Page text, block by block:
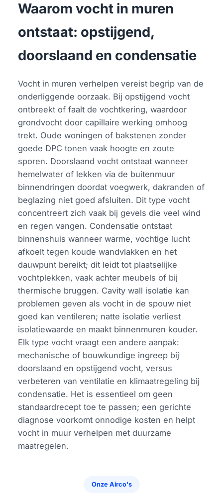
Waarom vocht in muren
ontstaat: opstijgend,
doorslaand en condensatie
Vocht in muren verhelpen vereist begrip van de
onderliggende oorzaak. Bij opstijgend vocht
ontbreekt of faalt de vochtkering, waardoor
grondvocht door capillaire werking omhoog
trekt. Oude woningen of bakstenen zonder
goede DPC tonen vaak hoogte en zoute
sporen. Doorslaand vocht ontstaat wanneer
hemelwater of lekken via de buitenmuur
binnendringen doordat voegwerk, dakranden of
beglazing niet goed afsluiten. Dit type vocht
concentreert zich vaak bij gevels die veel wind
en regen vangen. Condensatie ontstaat
binnenshuis wanneer warme, vochtige lucht
afkoelt tegen koude wandvlakken en het
dauwpunt bereikt; dit leidt tot plaatselijke
vochtplekken, vaak achter meubels of bij
thermische bruggen. Cavity wall isolatie kan
problemen geven als vocht in de spouw niet
goed kan ventileren; natte isolatie verliest
isolatiewaarde en maakt binnenmuren kouder.
Elk type vocht vraagt een andere aanpak:
mechanische of bouwkundige ingreep bij
doorslaand en opstijgend vocht, versus
verbeteren van ventilatie en klimaatregeling bij
condensatie. Het is essentieel om geen
standaardrecept toe te passen; een gerichte
diagnose voorkomt onnodige kosten en helpt
vocht in muur verhelpen met duurzame
maatregelen.
Onze Airco's